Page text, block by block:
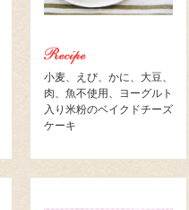
小麦、えび、かに、大豆、
肉、魚不使用、ヨーグルト
入り米粉のベイクドチーズ
ケーキ